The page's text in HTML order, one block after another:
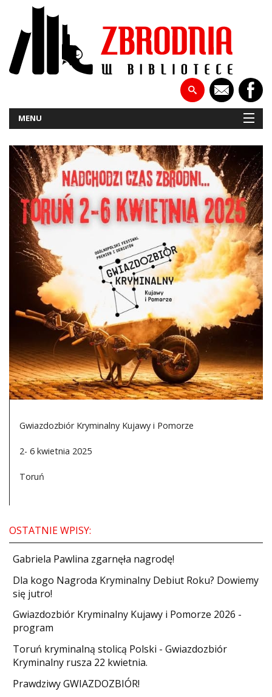
MENU
NOWOŚCI
PATRONATY
WYWIADY
RECENZJE
DO CZYTANIA
NA EKRANIE
KONTAKT
Gwiazdozbiór Kryminalny Kujawy i Pomorze
2- 6 kwietnia 2025
Toruń
OSTATNIE WPISY:
Gabriela Pawlina zgarnęła nagrodę!
Dla kogo Nagroda Kryminalny Debiut Roku? Dowiemy
się jutro!
Gwiazdozbiór Kryminalny Kujawy i Pomorze 2026 -
program
Toruń kryminalną stolicą Polski - Gwiazdozbiór
Kryminalny rusza 22 kwietnia.
​Prawdziwy GWIAZDOZBIÓR!